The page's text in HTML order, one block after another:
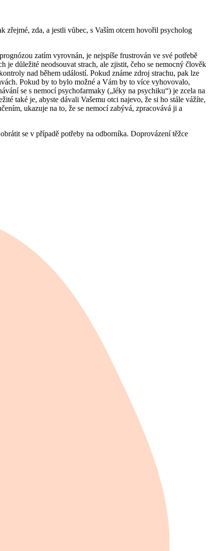
zřejmé, zda, a jestli vůbec, s Vaším otcem hovořil psycholog
zatím vyrovnán, je nejspíše frustrován ve své potřebě
důležité neodsouvat strach, ale zjistit, čeho se nemocný člověk
nad během událostí. Pokud známe zdroj strachu, pak lze
Pokud by to bylo možné a Vám by to více vyhovovalo,
se s nemocí psychofarmaky („léky na psychiku“) je zcela na
také je, abyste dávali Vašemu otci najevo, že si ho stále vážíte,
ukazuje na to, že se nemocí zabývá, zpracovává ji a
se v případě potřeby na odborníka. Doprovázení těžce